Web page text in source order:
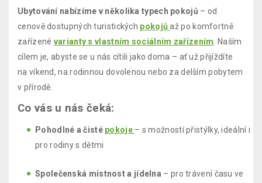
Ubytování nabízíme v několika typech pokojů – od
cenově dostupných turistických pokojů až po komfortně
zařízené varianty s vlastním sociálním zařízením . Naším
cílem je, abyste se u nás cítili jako doma – ať už přijíždíte
na víkend, na rodinnou dovolenou nebo za delším pobytem
v přírodě.
Co vás u nás čeká:
Pohodlné a čisté pokoje – s možností přistýlky, ideální i
pro rodiny s dětmi
Společenská místnost a jídelna – pro trávení času ve